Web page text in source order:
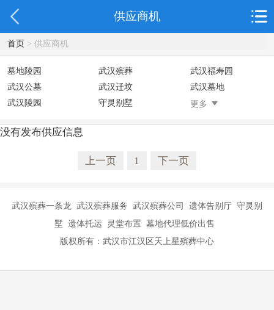
供应商机
首页> 供应商机
墓地陵园 武汉殡葬
武汉福寿园
武汉公墓
武汉迁坟
武汉墓地
武汉陵园
守灵别墅 灵堂布置
更多
没有发布供应信息
上一页 1 下一页
武汉殡葬一条龙 武汉殡葬服务 武汉殡葬公司 遗体告别厅 守灵别
墅 遗体托运 灵堂布置 墓地代理低价出售
版权所有：武汉市江汉区天上星殡葬中心